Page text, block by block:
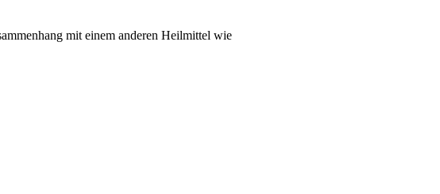
mit einem anderen Heilmittel wie